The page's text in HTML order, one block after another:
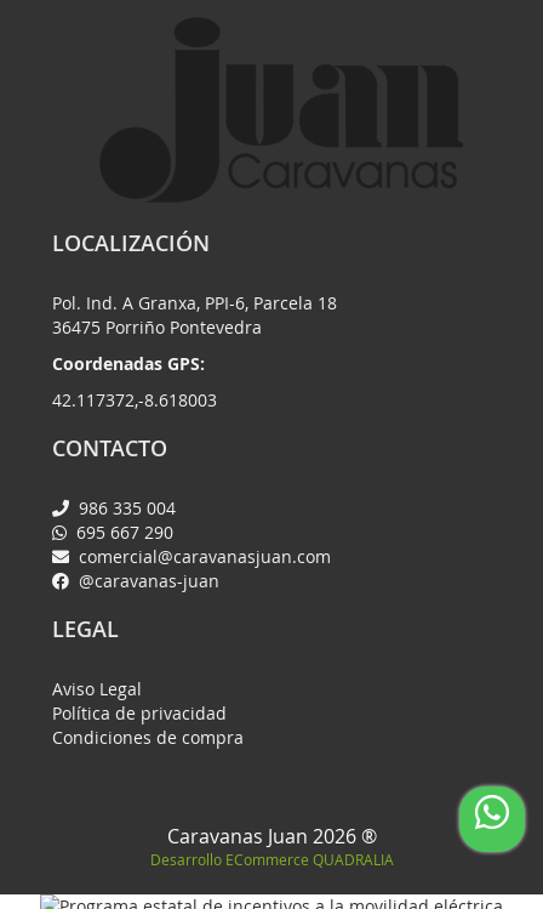
LOCALIZACIÓN
Pol. Ind. A Granxa, PPI-6, Parcela 18
36475 Porriño Pontevedra
Coordenadas GPS:
42.117372,-8.618003
CONTACTO
986 335 004
695 667 290
comercial@caravanasjuan.com
@caravanas-juan
LEGAL
Aviso Legal
Política de privacidad
Condiciones de compra
Caravanas Juan 2026 ®
Desarrollo ECommerce QUADRALIA